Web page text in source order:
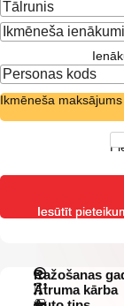
Ikmēneša maksājums
Ražošanas
Ātruma kārba